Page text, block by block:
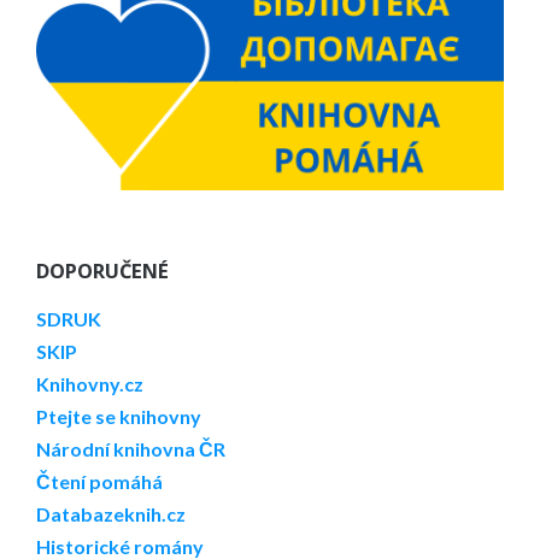
DOPORUČENÉ
SDRUK
SKIP
Knihovny.cz
Ptejte se knihovny
Národní knihovna ČR
Čtení pomáhá
Databazeknih.cz
Historické romány